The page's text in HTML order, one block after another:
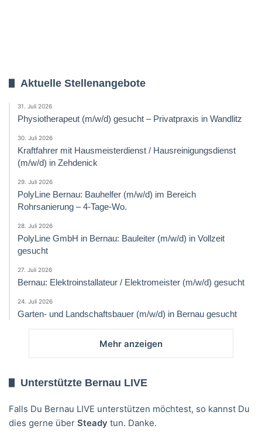
Aktuelle Stellenangebote
31. Juli 2026
Physiotherapeut (m/w/d) gesucht – Privatpraxis in Wandlitz
30. Juli 2026
Kraftfahrer mit Hausmeisterdienst / Hausreinigungsdienst
(m/w/d) in Zehdenick
29. Juli 2026
PolyLine Bernau: Bauhelfer (m/w/d) im Bereich
Rohrsanierung – 4-Tage-Wo.
28. Juli 2026
PolyLine GmbH in Bernau: Bauleiter (m/w/d) in Vollzeit
gesucht
27. Juli 2026
Bernau: Elektroinstallateur / Elektromeister (m/w/d) gesucht
24. Juli 2026
Garten- und Landschaftsbauer (m/w/d) in Bernau gesucht
Mehr anzeigen
Unterstützte Bernau LIVE
Falls Du Bernau LIVE unterstützen möchtest, so kannst Du
dies gerne über Steady tun. Danke.